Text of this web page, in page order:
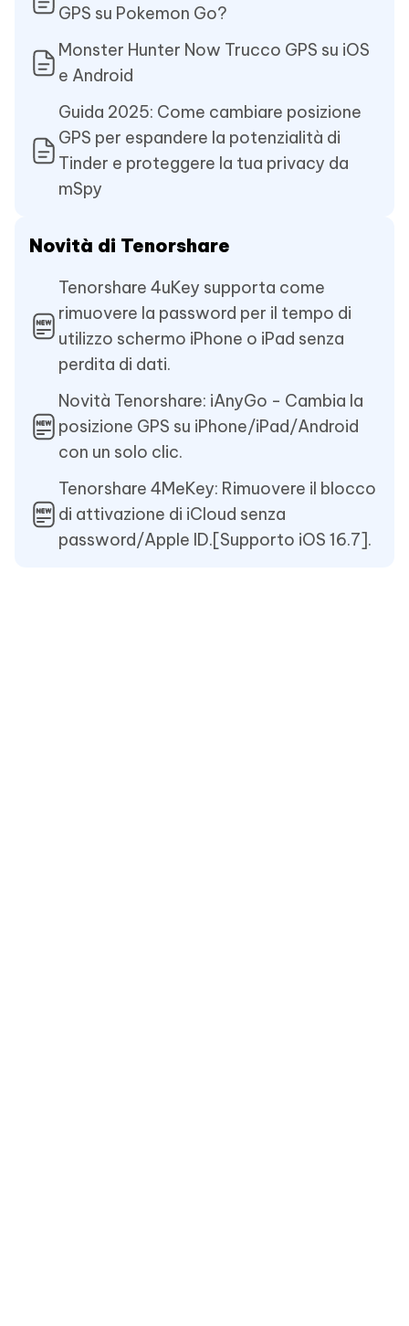
GPS su Pokemon Go?
Monster Hunter Now Trucco GPS su iOS
e Android
Guida 2025: Come cambiare posizione
GPS per espandere la potenzialità di
Tinder e proteggere la tua privacy da
mSpy
Novità di Tenorshare
Tenorshare 4uKey supporta come
rimuovere la password per il tempo di
utilizzo schermo iPhone o iPad senza
perdita di dati.
Novità Tenorshare: iAnyGo - Cambia la
posizione GPS su iPhone/iPad/Android
con un solo clic.
Tenorshare 4MeKey: Rimuovere il blocco
di attivazione di iCloud senza
password/Apple ID.[Supporto iOS 16.7].